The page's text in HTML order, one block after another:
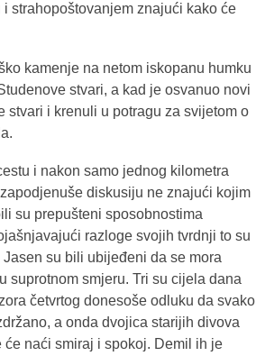
strahopoštovanjem znajući kako će
kamenje na netom iskopanu humku
stvari, a kad je osvanuo novi
i krenuli u potragu za svijetom o
i nakon samo jednog kilometra
diskusiju ne znajući kojim
su prepušteni sposobnostima
razloge svojih tvrdnji to su
su bili ubijeđeni da se mora
suprotnom smjeru. Tri su cijela dana
četvrtog donesoše odluku da svako
a onda dvojica starijih divova
naći smiraj i spokoj. Demil ih je